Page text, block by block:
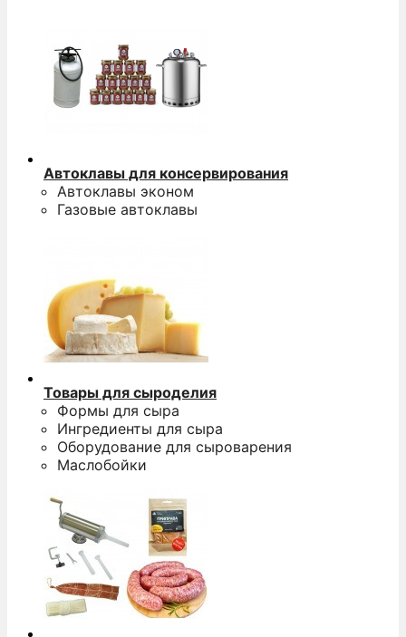
Автоклавы для консервирования
Автоклавы эконом
Газовые автоклавы
Товары для сыроделия
Формы для сыра
Ингредиенты для сыра
Оборудование для сыроварения
Маслобойки